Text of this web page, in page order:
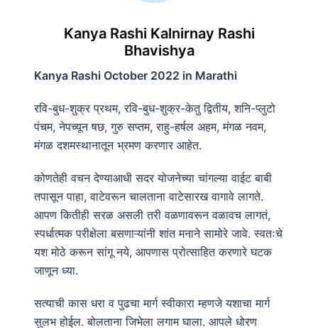
Kanya Rashi Kalnirnay Rashi
Bhavishya
Kanya Rashi October 2022 in Marathi
रवि-बुध-शुक्र प्रथम, रवि-बुध-शुक्र-केतु द्वितीय, शनि-प्लुटो
पंचम, नेपच्यून षछ, गुरु सप्तम, राहु-हर्षल अहम, मंगळ नवम,
मंगळ दशमस्थानातून भ्रमण करणार आहेत.
कोणतेही वचन देण्याआधी सदर योजनेच्या चांगल्या वाईट बाबी
तपासून पाहा, वाटेवरून चालताना वाटेसारख वागावे लागते.
आपण कितीही सरळ असली तरी वळणावरून वळावच लागतं,
स्पर्धात्मक परीक्षेला बसणाऱ्यांनी शांत मनाने सामोरे जावे. स्वतःचे
यश मोठे करून सांगू नये, आपणास प्रोत्साहित करणारे घटक
जाणून ध्या.
सत्याची कास धरा व पुढचा मार्ग स्वीकारा म्हणजे यशाचा मार्ग
सुलभ होईल. बोलताना जिभेला लगाम घाला. आपले धोरण